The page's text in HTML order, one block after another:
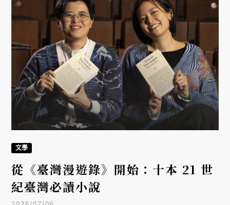
文學
從《臺灣漫遊錄》開始：十本 21 世
紀臺灣必讀小說